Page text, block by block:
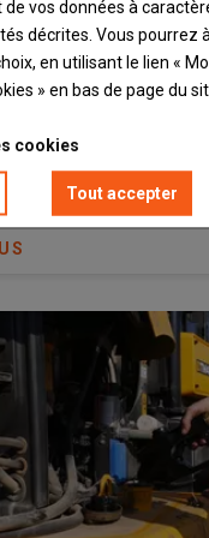
pour charrier comme
les coupes et nous
par an. »
:Comment choisir sa
pour l’affouragement en
Machinisme.
vos données à
décrites. Vous pourrez
en utilisant le lien «
» en bas de page du
cookies
Tout accepter